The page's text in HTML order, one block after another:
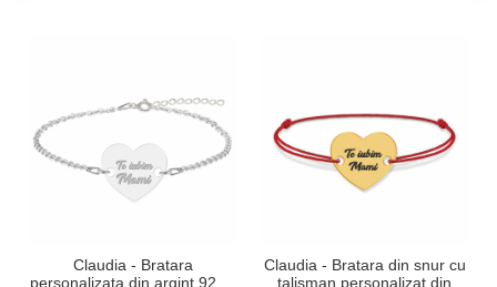
Claudia - Bratara
personalizata din argint 925 -
Claudia - Bratara din snur cu
talisman personalizat din